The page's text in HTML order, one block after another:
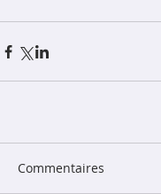
Commentaires